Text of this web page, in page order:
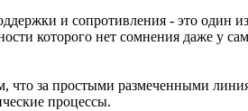
и сопротивления - это один
которого нет сомнения даже у
что за простыми размеченными
процессы.